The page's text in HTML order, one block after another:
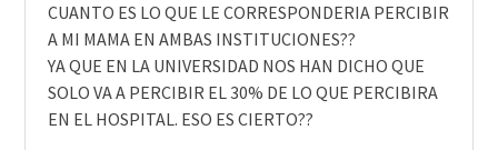
CUANTO ES LO QUE LE CORRESPONDERIA PERCIBIR
A MI MAMA EN AMBAS INSTITUCIONES??
YA QUE EN LA UNIVERSIDAD NOS HAN DICHO QUE
SOLO VA A PERCIBIR EL 30% DE LO QUE PERCIBIRA
EN EL HOSPITAL. ESO ES CIERTO??